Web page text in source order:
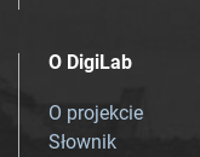
O DigiLab
O projekcie
Słownik